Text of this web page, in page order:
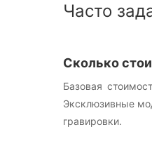
Часто
Сколько
Базовая
Эксклюзивные
гравировки.